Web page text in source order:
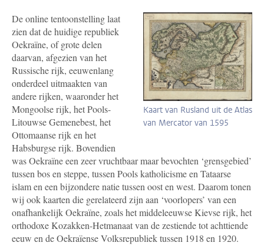
Kaart van Rusland uit de Atlas
van Mercator van 1595
De online tentoonstelling laat
zien dat de huidige republiek
Oekraïne, of grote delen
daarvan, afgezien van het
Russische rijk, eeuwenlang
onderdeel uitmaakten van
andere rijken, waaronder het
Mongoolse rijk, het Pools-
Litouwse Gemenebest, het
Ottomaanse rijk en het
Habsburgse rijk. Bovendien
was Oekraïne een zeer vruchtbaar maar bevochten ‘grensgebied’
tussen bos en steppe, tussen Pools katholicisme en Tataarse
islam en een bijzondere natie tussen oost en west. Daarom tonen
wij ook kaarten die gerelateerd zijn aan ‘voorlopers’ van een
onafhankelijk Oekraïne, zoals het middeleeuwse Kievse rijk, het
orthodoxe Kozakken-Hetmanaat van de zestiende tot achttiende
eeuw en de Oekraïense Volksrepubliek tussen 1918 en 1920.